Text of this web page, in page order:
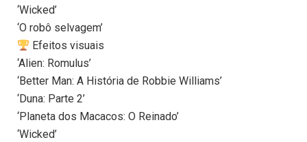
‘Wicked’
‘O robô selvagem’
Efeitos visuais
‘Alien: Romulus’
‘Better Man: A História de Robbie Williams’
‘Duna: Parte 2’
‘Planeta dos Macacos: O Reinado’
‘Wicked’